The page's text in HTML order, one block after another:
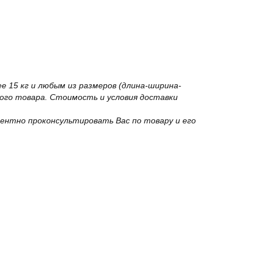
15 кг и любым из размеров (длина-ширина-
товара. Стоимость и условия доставки
проконсультировать Вас по товару и его